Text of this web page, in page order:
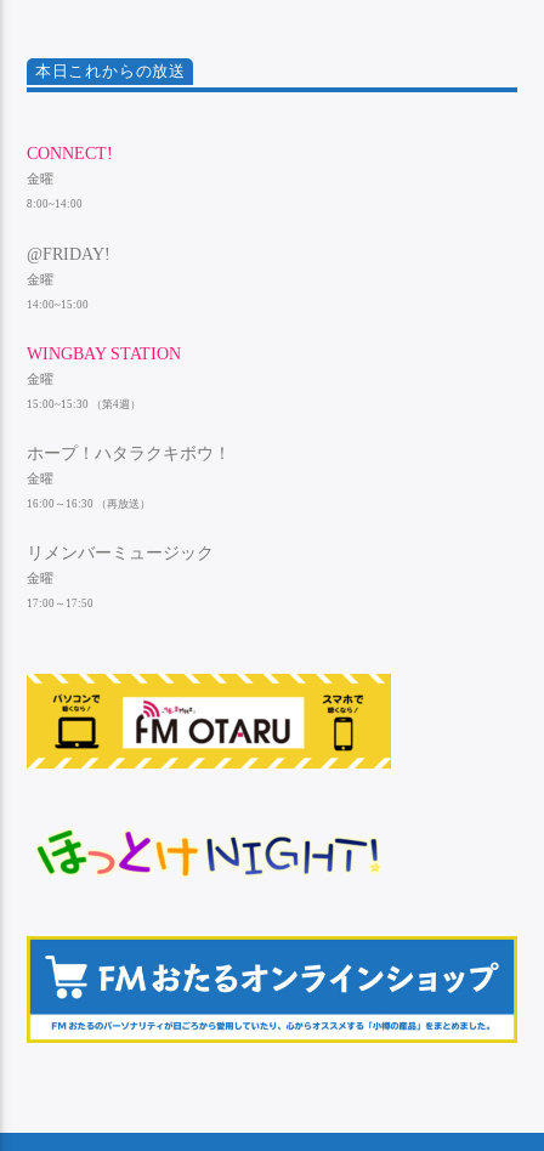
本日これからの放送
CONNECT!
金曜
8:00~14:00
@FRIDAY!
金曜
14:00~15:00
WINGBAY STATION
金曜
15:00~15:30 （第4週）
ホープ！ハタラクキボウ！
金曜
16:00～16:30 （再放送）
リメンバーミュージック
金曜
17:00～17:50